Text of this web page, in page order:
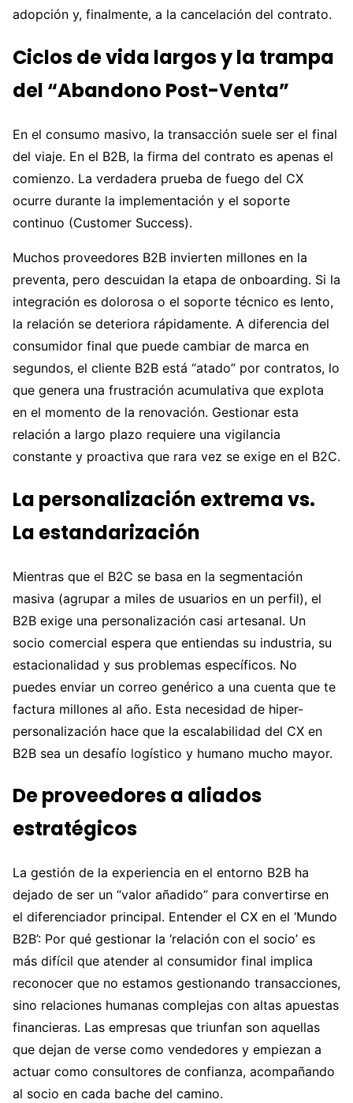
adopción y, finalmente, a la cancelación del contrato.
Ciclos de vida largos y la trampa
del “Abandono Post-Venta”
En el consumo masivo, la transacción suele ser el final
del viaje. En el B2B, la firma del contrato es apenas el
comienzo. La verdadera prueba de fuego del CX
ocurre durante la implementación y el soporte
continuo (Customer Success).
Muchos proveedores B2B invierten millones en la
preventa, pero descuidan la etapa de onboarding. Si la
integración es dolorosa o el soporte técnico es lento,
la relación se deteriora rápidamente. A diferencia del
consumidor final que puede cambiar de marca en
segundos, el cliente B2B está “atado” por contratos, lo
que genera una frustración acumulativa que explota
en el momento de la renovación. Gestionar esta
relación a largo plazo requiere una vigilancia
constante y proactiva que rara vez se exige en el B2C.
La personalización extrema vs.
La estandarización
Mientras que el B2C se basa en la segmentación
masiva (agrupar a miles de usuarios en un perfil), el
B2B exige una personalización casi artesanal. Un
socio comercial espera que entiendas su industria, su
estacionalidad y sus problemas específicos. No
puedes enviar un correo genérico a una cuenta que te
factura millones al año. Esta necesidad de hiper-
personalización hace que la escalabilidad del CX en
B2B sea un desafío logístico y humano mucho mayor.
De proveedores a aliados
estratégicos
La gestión de la experiencia en el entorno B2B ha
dejado de ser un “valor añadido” para convertirse en
el diferenciador principal. Entender el CX en el ‘Mundo
B2B’: Por qué gestionar la ‘relación con el socio’ es
más difícil que atender al consumidor final implica
reconocer que no estamos gestionando transacciones,
sino relaciones humanas complejas con altas apuestas
financieras. Las empresas que triunfan son aquellas
que dejan de verse como vendedores y empiezan a
actuar como consultores de confianza, acompañando
al socio en cada bache del camino.